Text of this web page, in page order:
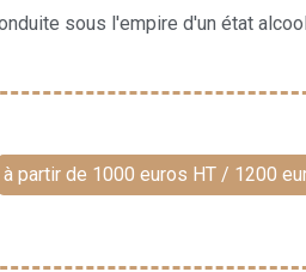
sous l'empire d'un état
à partir de 1000 euros HT / 1200